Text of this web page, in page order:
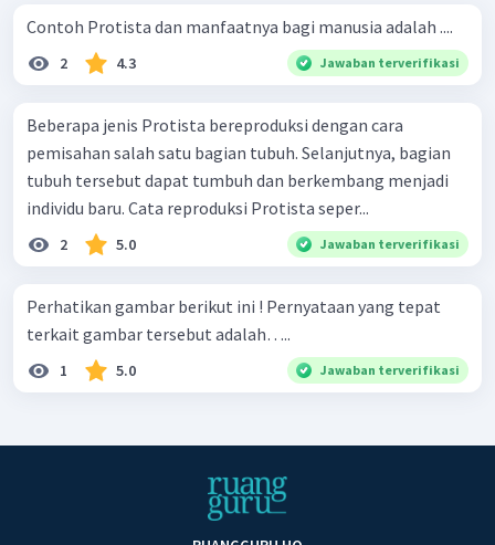
Contoh Protista dan manfaatnya bagi manusia adalah ....
2 4.3 Jawaban terverifikasi
Beberapa jenis Protista bereproduksi dengan cara
pemisahan salah satu bagian tubuh. Selanjutnya, bagian
tubuh tersebut dapat tumbuh dan berkembang menjadi
individu baru. Cata reproduksi Protista seper...
2 5.0 Jawaban terverifikasi
Perhatikan gambar berikut ini ! Pernyataan yang tepat
terkait gambar tersebut adalah…..
1 5.0 Jawaban terverifikasi